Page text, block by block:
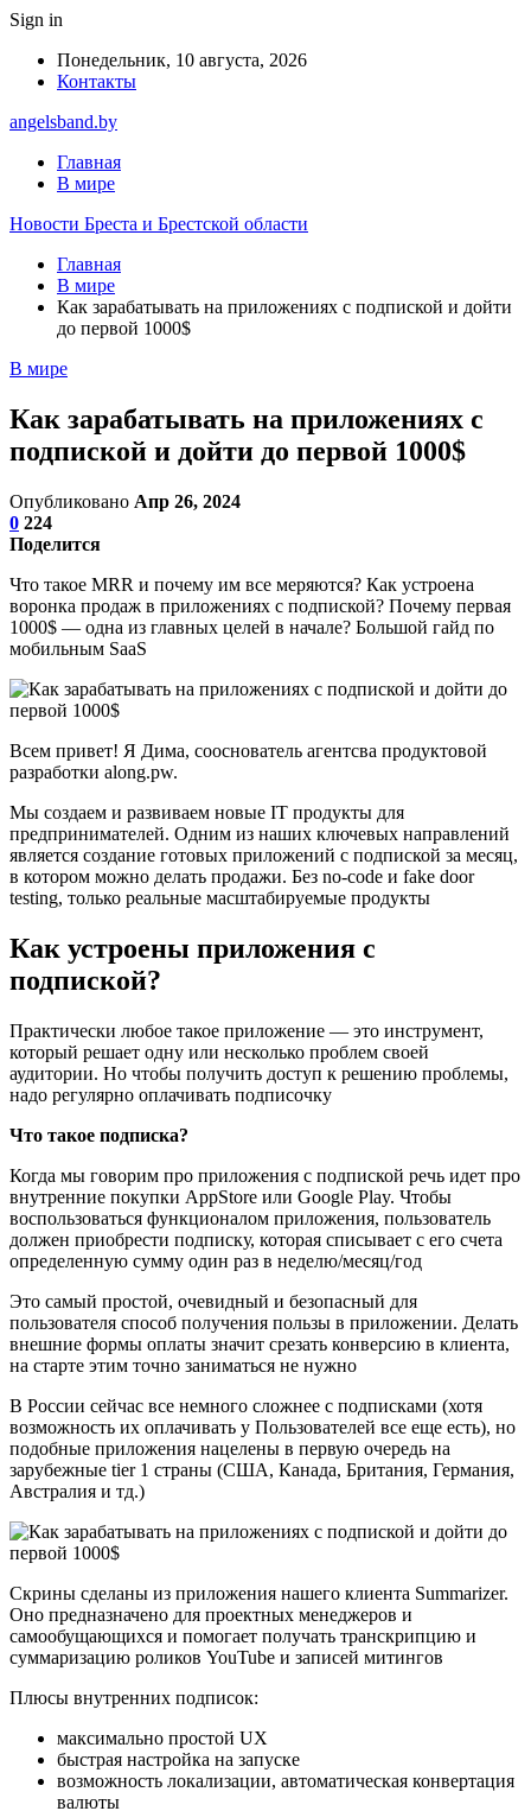
Sign in
Понедельник, 10 августа, 2026
Контакты
angelsband.by
Главная
В мире
Новости Бреста и Брестской области
Главная
В мире
Как зарабатывать на приложениях с подпиской и дойти
до первой 1000$
В мире
Как зарабатывать на приложениях с
подпиской и дойти до первой 1000$
Опубликовано Апр 26, 2024
0 224
Поделится
Что такое MRR и почему им все меряются? Как устроена
воронка продаж в приложениях с подпиской? Почему первая
1000$ — одна из главных целей в начале? Большой гайд по
мобильным SaaS
Всем привет! Я Дима, сооснователь агентсва продуктовой
разработки along.pw.
Мы создаем и развиваем новые IT продукты для
предпринимателей. Одним из наших ключевых направлений
является создание готовых приложений с подпиской за месяц,
в котором можно делать продажи. Без no-code и fake door
testing, только реальные масштабируемые продукты
Как устроены приложения с
подпиской?
Практически любое такое приложение — это инструмент,
который решает одну или несколько проблем своей
аудитории. Но чтобы получить доступ к решению проблемы,
надо регулярно оплачивать подписочку
Что такое подписка?
Когда мы говорим про приложения с подпиской речь идет про
внутренние покупки AppStore или Google Play. Чтобы
воспользоваться функционалом приложения, пользователь
должен приобрести подписку, которая списывает с его счета
определенную сумму один раз в неделю/месяц/год
Это самый простой, очевидный и безопасный для
пользователя способ получения пользы в приложении. Делать
внешние формы оплаты значит срезать конверсию в клиента,
на старте этим точно заниматься не нужно
В России сейчас все немного сложнее с подписками (хотя
возможность их оплачивать у Пользователей все еще есть), но
подобные приложения нацелены в первую очередь на
зарубежные tier 1 страны (США, Канада, Британия, Германия,
Австралия и тд.)
Скрины сделаны из приложения нашего клиента Summarizer.
Оно предназначено для проектных менеджеров и
самообущающихся и помогает получать транскрипцию и
суммаризацию роликов YouTube и записей митингов
Плюсы внутренних подписок:
максимально простой UX
быстрая настройка на запуске
возможность локализации, автоматическая конвертация
валюты